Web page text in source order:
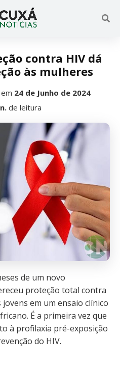
contra HIV dá
às mulheres
em 24 de Junho de 2024
de leitura
de um novo
proteção total contra
em um ensaio clínico
É a primeira vez que
à profilaxia pré-exposição
do HIV.